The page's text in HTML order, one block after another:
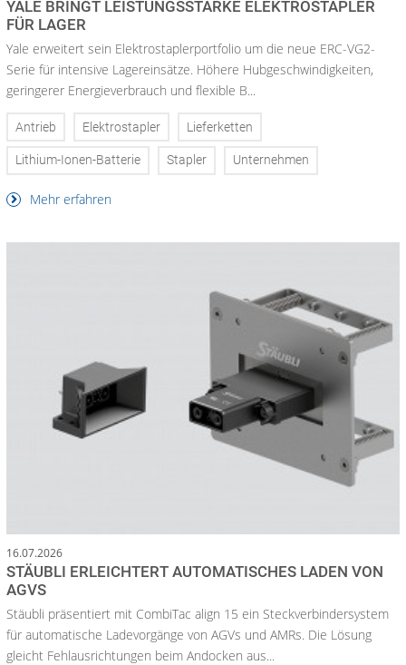
YALE BRINGT LEISTUNGSSTARKE ELEKTROSTAPLER
FÜR LAGER
Yale erweitert sein Elektrostaplerportfolio um die neue ERC-VG2-
Serie für intensive Lagereinsätze. Höhere Hubgeschwindigkeiten,
geringerer Energieverbrauch und flexible B...
Antrieb Elektrostapler Lieferketten
Lithium-Ionen-Batterie Stapler Unternehmen
Mehr erfahren
16.07.2026
STÄUBLI ERLEICHTERT AUTOMATISCHES LADEN VON
AGVS
Stäubli präsentiert mit CombiTac align 15 ein Steckverbindersystem
für automatische Ladevorgänge von AGVs und AMRs. Die Lösung
gleicht Fehlausrichtungen beim Andocken aus...